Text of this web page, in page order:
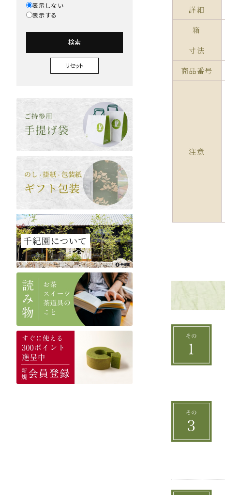
表示しない
表示する
検索
リセット
詳細
箱
寸法
商品番号
注意